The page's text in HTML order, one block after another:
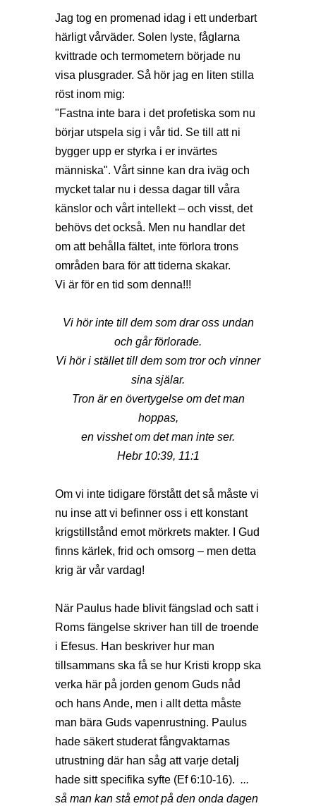
Jag tog en promenad idag i ett underbart
härligt vårväder. Solen lyste, fåglarna
kvittrade och termometern började nu
visa plusgrader. Så hör jag en liten stilla
röst inom mig:
"Fastna inte bara i det profetiska som nu
börjar utspela sig i vår tid. Se till att ni
bygger upp er styrka i er invärtes
människa". Vårt sinne kan dra iväg och
mycket talar nu i dessa dagar till våra
känslor och vårt intellekt – och visst, det
behövs det också. Men nu handlar det
om att behålla fältet, inte förlora trons
områden bara för att tiderna skakar.
Vi är för en tid som denna!!!
Vi hör inte till dem som drar oss undan
och går förlorade.
Vi hör i stället till dem som tror och vinner
sina själar.
Tron är en övertygelse om det man
hoppas,
en visshet om det man inte ser.
Hebr 10:39, 11:1
Om vi inte tidigare förstått det så måste vi
nu inse att vi befinner oss i ett konstant
krigstillstånd emot mörkrets makter. I Gud
finns kärlek, frid och omsorg – men detta
krig är vår vardag!
När Paulus hade blivit fängslad och satt i
Roms fängelse skriver han till de troende
i Efesus. Han beskriver hur man
tillsammans ska få se hur Kristi kropp ska
verka här på jorden genom Guds nåd
och hans Ande, men i allt detta måste
man bära Guds vapenrustning. Paulus
hade säkert studerat fångvaktarnas
utrustning där han såg att varje detalj
hade sitt specifika syfte (Ef 6:10-16). ...
så man kan stå emot på den onda dagen